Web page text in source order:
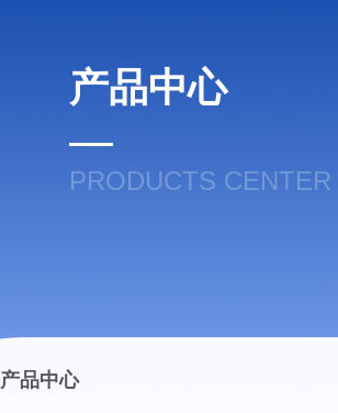
产品中心
PRODUCTS CENTER
产品中心